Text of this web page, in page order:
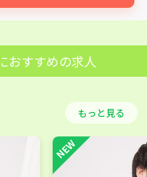
おすすめの求人
もっと見る